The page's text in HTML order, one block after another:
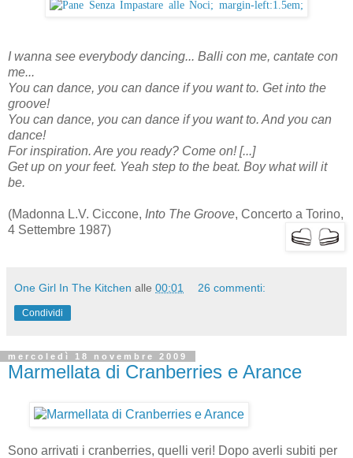
I wanna see everybody dancing... Balli con me, cantate con
me...
You can dance, you can dance if you want to. Get into the
groove!
You can dance, you can dance if you want to. And you can
dance!
For inspiration. Are you ready? Come on! [...]
Get up on your feet. Yeah step to the beat. Boy what will it
be.
(Madonna L.V. Ciccone, Into The Groove, Concerto a Torino,
4 Settembre 1987)
One Girl In The Kitchen alle 00:01 26 commenti:
Condividi
mercoledì 18 novembre 2009
Marmellata di Cranberries e Arance
Sono arrivati i cranberries, quelli veri! Dopo averli subiti per